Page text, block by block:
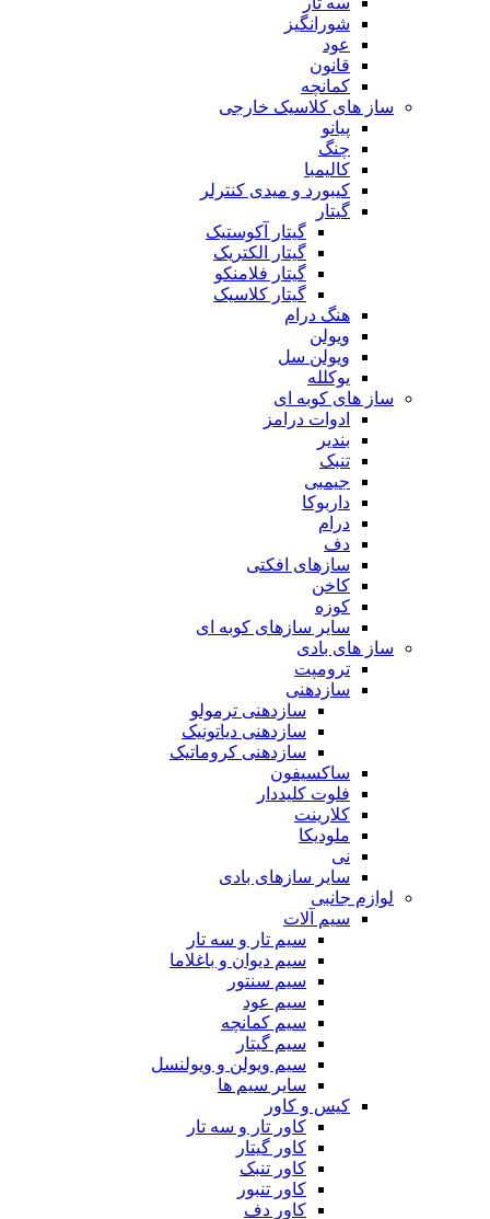
شورانگیز
عود
قانون
کمانچه
ساز های کلاسیک خارجی
پیانو
چنگ
کالیمبا
کیبورد و میدی کنترلر
گیتار
گیتار آکوستیک
گیتار الکتریک
گیتار فلامنکو
گیتار کلاسیک
هنگ درام
ویولن
ویولن سل
یوکلله
ساز های کوبه ای
ادوات درامز
بندیر
تنبک
جیمبی
داربوکا
درام
دف
سازهای افکتی
کاخن
کوزه
سایر سازهای کوبه ای
ساز های بادی
ترومپت
سازدهنی
سازدهنی ترمولو
سازدهنی دیاتونیک
سازدهنی کروماتیک
ساکسیفون
فلوت کلیددار
کلارینت
ملودیکا
نی
سایر سازهای بادی
لوازم جانبی
سیم آلات
سیم تار و سه تار
سیم دیوان و باغلاما
سیم سنتور
سیم عود
سیم کمانچه
سیم گیتار
سیم ویولن و ویولنسل
سایر سیم ها
کیس و کاور
کاور تار و سه تار
کاور گیتار
کاور تنبک
کاور تنبور
کاور دف